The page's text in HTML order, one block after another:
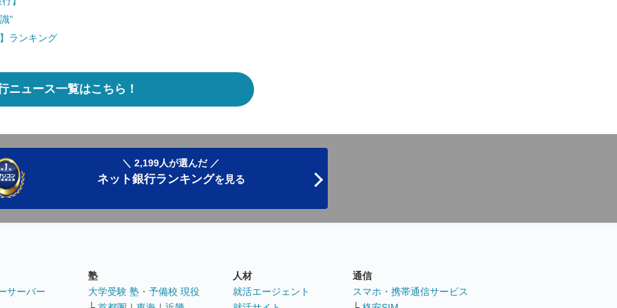
”
ランキング
ニュース一覧はこちら！
＼ 2,199人が選んだ ／
ネット銀行ランキングを見る
サーバー
塾
大学受験 塾・予備校 現役
人材
就活エージェント
通信
スマホ・携帯通信サービス